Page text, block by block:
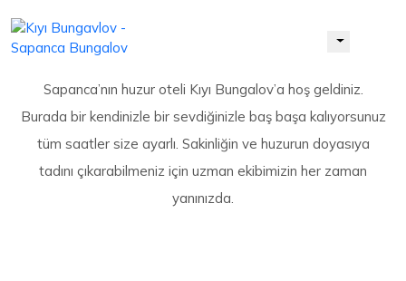
Sapanca’nın huzur oteli Kıyı Bungalov’a hoş geldiniz.
Burada bir kendinizle bir sevdiğinizle baş başa kalıyorsunuz
tüm saatler size ayarlı. Sakinliğin ve huzurun doyasıya
tadını çıkarabilmeniz için uzman ekibimizin her zaman
yanınızda.